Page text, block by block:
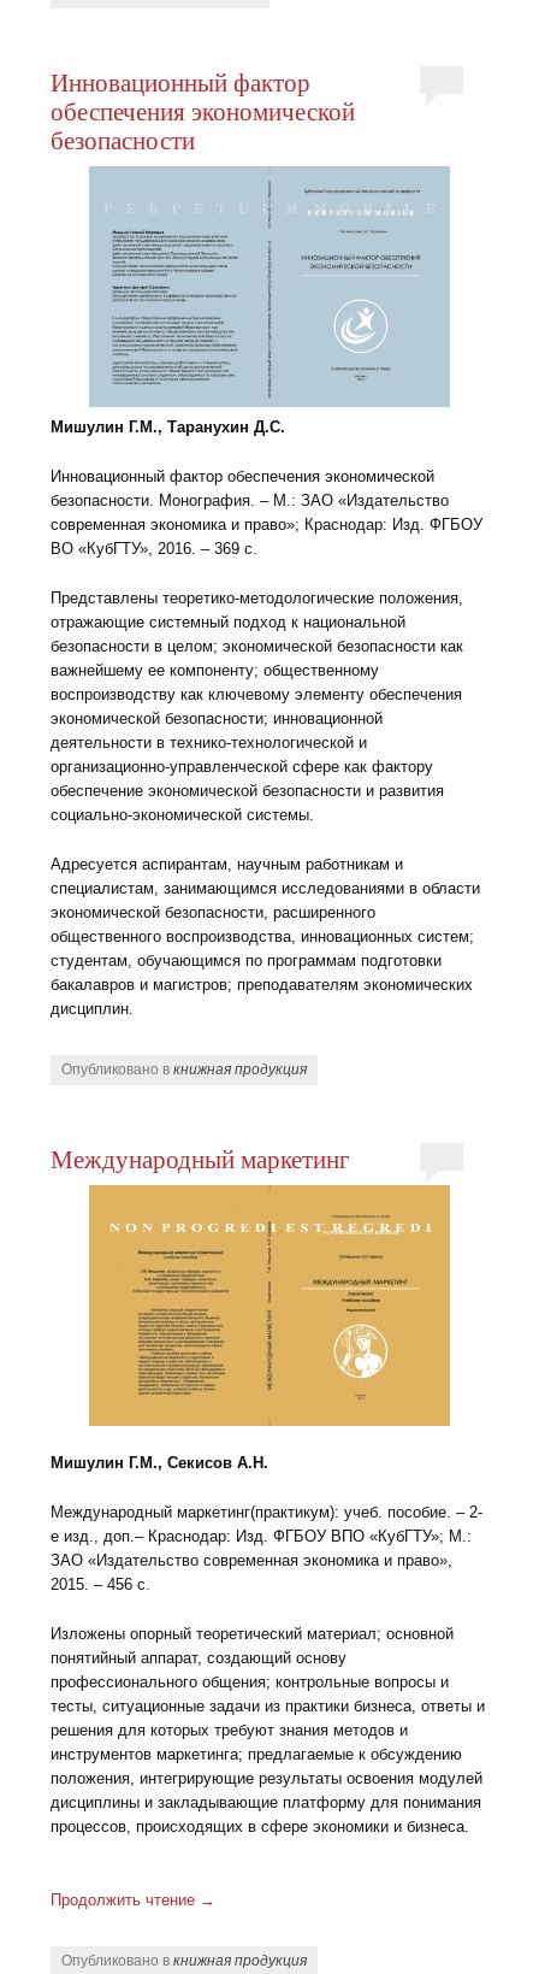
Инновационный фактор
обеспечения экономической
безопасности
Мишулин Г.М., Таранухин Д.С.
Инновационный фактор обеспечения экономической
безопасности. Монография. – М.: ЗАО «Издательство
современная экономика и право»; Краснодар: Изд. ФГБОУ
ВО «КубГТУ», 2016. – 369 с.
Представлены теоретико-методологические положения,
отражающие системный подход к национальной
безопасности в целом; экономической безопасности как
важнейшему ее компоненту; общественному
воспроизводству как ключевому элементу обеспечения
экономической безопасности; инновационной
деятельности в технико-технологической и
организационно-управленческой сфере как фактору
обеспечение экономической безопасности и развития
социально-экономической системы.
Адресуется аспирантам, научным работникам и
специалистам, занимающимся исследованиями в области
экономической безопасности, расширенного
общественного воспроизводства, инновационных систем;
студентам, обучающимся по программам подготовки
бакалавров и магистров; преподавателям экономических
дисциплин.
Опубликовано вкнижная продукция
Международный маркетинг
Мишулин Г.М., Секисов А.Н.
Международный маркетинг(практикум): учеб. пособие. – 2-
е изд., доп.– Краснодар: Изд. ФГБОУ ВПО «КубГТУ»; М.:
ЗАО «Издательство современная экономика и право»,
2015. – 456 с.
Изложены опорный теоретический материал; основной
понятийный аппарат, создающий основу
профессионального общения; контрольные вопросы и
тесты, ситуационные задачи из практики бизнеса, ответы и
решения для которых требуют знания методов и
инструментов маркетинга; предлагаемые к обсуждению
положения, интегрирующие результаты освоения модулей
дисциплины и закладывающие платформу для понимания
процессов, происходящих в сфере экономики и бизнеса.
Продолжить чтение →
Опубликовано вкнижная продукция